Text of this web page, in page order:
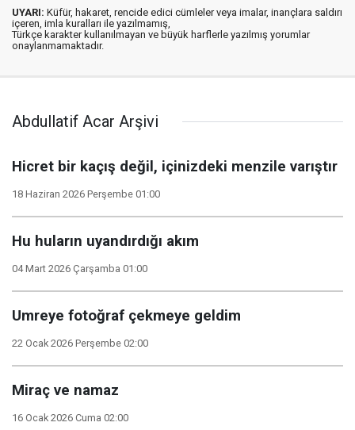
UYARI: Küfür, hakaret, rencide edici cümleler veya imalar, inançlara saldırı
içeren, imla kuralları ile yazılmamış,
Türkçe karakter kullanılmayan ve büyük harflerle yazılmış yorumlar
onaylanmamaktadır.
Abdullatif Acar Arşivi
Hicret bir kaçış değil, içinizdeki menzile varıştır
18 Haziran 2026 Perşembe 01:00
Hu huların uyandırdığı akım
04 Mart 2026 Çarşamba 01:00
Umreye fotoğraf çekmeye geldim
22 Ocak 2026 Perşembe 02:00
Miraç ve namaz
16 Ocak 2026 Cuma 02:00